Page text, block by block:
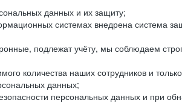
данных и их защиту;
системах внедрена система
подлежат учёту, мы соблюдаем
количества наших сотрудников и
данных;
персональных данных и при